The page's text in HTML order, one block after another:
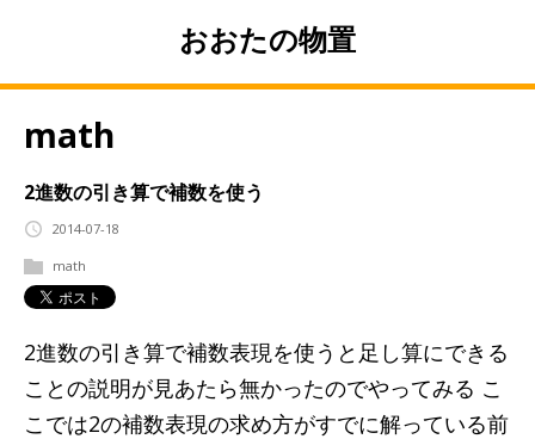
おおたの物置
math
2進数の引き算で補数を使う
2014-07-18
math
2進数の引き算で補数表現を使うと足し算にできる
ことの説明が見あたら無かったのでやってみる こ
こでは2の補数表現の求め方がすでに解っている前